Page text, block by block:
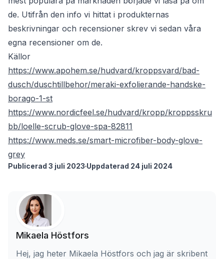
de. Utifrån den info vi hittat i produkternas
beskrivningar och recensioner skrev vi sedan våra
egna recensioner om de.
Källor
https://www.apohem.se/hudvard/kroppsvard/bad-
dusch/duschtillbehor/meraki-exfolierande-handske-
borago-1-st
https://www.nordicfeel.se/hudvard/kropp/kroppsskru
bb/loelle-scrub-glove-spa-82811
https://www.meds.se/smart-microfiber-body-glove-
grey
Publicerad 3 juli 2023 Uppdaterad 24 juli 2024
Mikaela Höstfors
Hej, jag heter Mikaela Höstfors och jag är skribent